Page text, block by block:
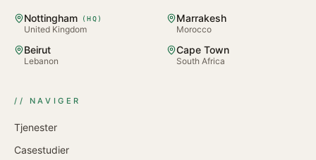
Nottingham ( HQ )
United Kingdom
Marrakesh
Morocco
Beirut
Lebanon
Cape Town
South Africa
// NAVIGER
Tjenester
Casestudier